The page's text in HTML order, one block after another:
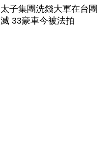
太子集團洗錢大軍在台團
滅 33豪車今被法拍